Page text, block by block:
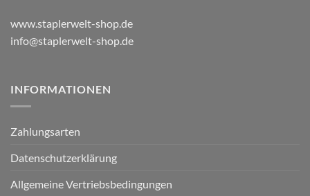
www.staplerwelt-shop.de
info@staplerwelt-shop.de
INFORMATIONEN
Zahlungsarten
Datenschutzerklärung
Allgemeine Vertriebsbedingungen